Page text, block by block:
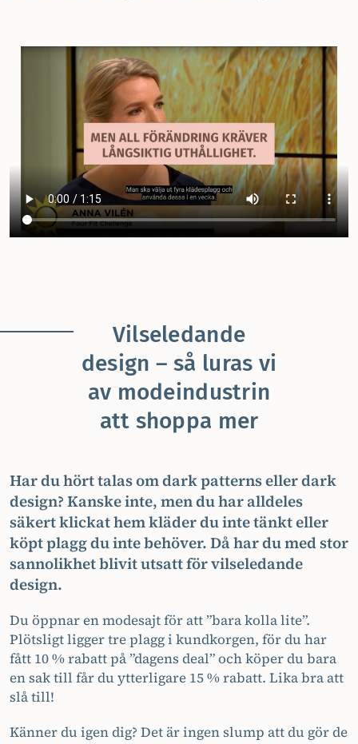
Vilseledande
design – så luras vi
av modeindustrin
att shoppa mer
Har du hört talas om dark patterns eller dark
design? Kanske inte, men du har alldeles
säkert klickat hem kläder du inte tänkt eller
köpt plagg du inte behöver. Då har du med stor
sannolikhet blivit utsatt för vilseledande
design.
Du öppnar en modesajt för att ”bara kolla lite”.
Plötsligt ligger tre plagg i kundkorgen, för du har
fått 10 % rabatt på ”dagens deal” och köper du bara
en sak till får du ytterligare 15 % rabatt. Lika bra att
slå till!
Känner du igen dig? Det är ingen slump att du gör de